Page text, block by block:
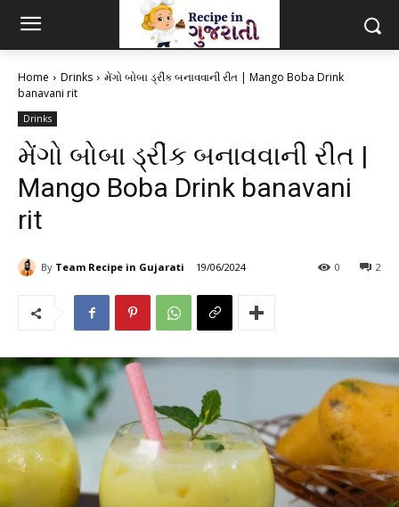
Home Drinks
મેંગો બોબા ડ્રીંક બનાવવાની રીત | Mango Boba Drink
banavani rit
Drinks
મેંગો બોબા ડ્રીંક બનાવવાની રીત |
Mango Boba Drink banavani
rit
By Team Recipe in Gujarati 19/06/2024 2
0